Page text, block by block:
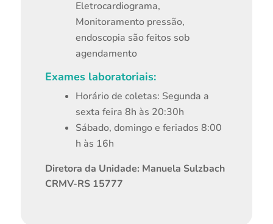
Eletrocardiograma,
Monitoramento pressão,
endoscopia são feitos sob
agendamento
Exames laboratoriais:
Horário de coletas: Segunda a
sexta feira 8h às 20:30h
Sábado, domingo e feriados 8:00
h às 16h
Diretora da Unidade: Manuela Sulzbach
CRMV-RS 15777